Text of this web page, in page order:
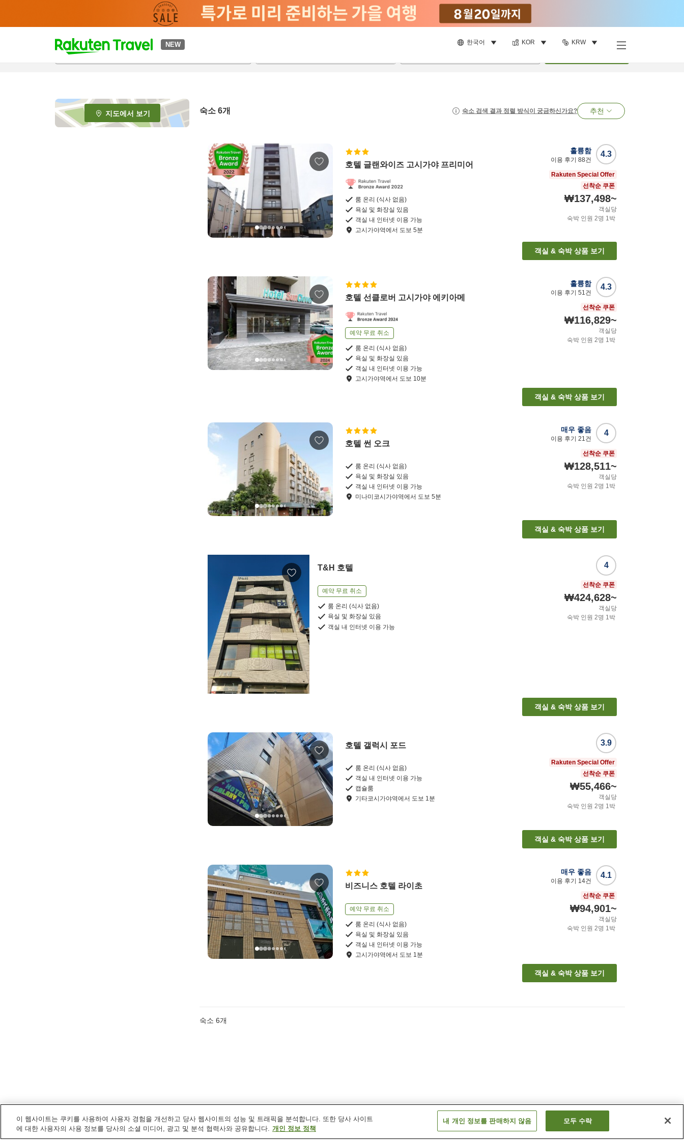
NEW 한국어 KOR KRW
t
p
e
_
s
지도에서 보기 숙소 6개 숙소 검색 결과 정렬 방식이 궁금하신가요? 추천
호텔 글랜와이즈 고시가야 프리미어
룸 온리 (식사 없음)
욕실 및 화장실 있음
객실 내 인터넷 이용 가능
고시가야역에서 도보 5분
4.3
훌륭함
이용 후기 88건
Rakuten Special Offer
선착순 쿠폰
₩137,498~
객실당
숙박 인원 2명 1박
객실 & 숙박 상품 보기
호텔 선클로버 고시가야 에키아메
예약 무료 취소
룸 온리 (식사 없음)
욕실 및 화장실 있음
객실 내 인터넷 이용 가능
고시가야역에서 도보 10분
4.3
훌륭함
이용 후기 51 건
선착순 쿠폰
₩116,829~
객실당
숙박 인원 2명 1 박
객실 & 숙박 상품 보기
호텔 썬 오크
룸 온리 (식사 없음)
욕실 및 화장실 있음
객실 내 인터넷 이용 가능
미나미코시가야역에서 도보 5분
4
매우 좋음
이용 후기 21 건
선착순 쿠폰
₩128,511~
객실당
숙박 인원 2명 1 박
객실 & 숙박 상품 보기
T&H 호텔
예약 무료 취소
룸 온리 (식사 없음)
욕실 및 화장실 있음
객실 내 인터넷 이용 가능
4
선착순 쿠폰
₩424,628~
객실당
숙박 인원 2명 1박
객실 & 숙박 상품 보기
호텔 갤럭시 포드
룸 온리 (식사 없음)
객실 내 인터넷 이용 가능
캡슐룸
기타코시가야역에서 도보 1 분
3.9
Rakuten Special Offer
선착순 쿠폰
₩55,466~
객실당
숙박 인원 2명 1 박
객실 & 숙박 상품 보기
비즈니스 호텔 라이초
예약 무료 취소
룸 온리 (식사 없음)
욕실 및 화장실 있음
객실 내 인터넷 이용 가능
고시가야역에서 도보 1분
4.1
매우 좋음
이용 후기 14건
선착순 쿠폰
₩94,901~
객실당
숙박 인원 2명 1박
객실 & 숙박 상품 보기
숙소 6개
이 웹사이트는 쿠키를 사용하여 사용자 경험을 개선하고 당사 웹사이트의 성능 및 트래픽을 분석합니다. 또한 당사 사이트
에 대한 사용자의 사용 정보를 당사의 소셜 미디어, 광고 및 분석 협력사와 공유합니다. 개인 정보 정책
내 개인 정보를 판매하지 않음 모두 수락